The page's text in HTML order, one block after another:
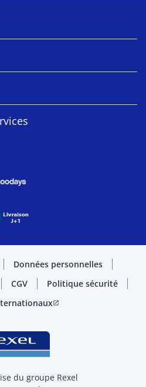
Données personnelles
CGV
Politique sécurité
open_in_new
du groupe Rexel